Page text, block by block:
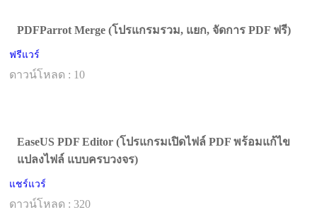
PDFParrot Merge (โปรแกรมรวม, แยก, จัดการ PDF ฟรี)
ฟรีแวร์
ดาวน์โหลด : 10
EaseUS PDF Editor (โปรแกรมเปิดไฟล์ PDF พร้อมแก้ไข
แปลงไฟล์ แบบครบวงจร)
แชร์แวร์
ดาวน์โหลด : 320